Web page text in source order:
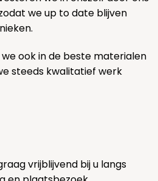
we up to date blijven
ook in de beste materialen
steeds kwalitatief werk
vrijblijvend bij u langs